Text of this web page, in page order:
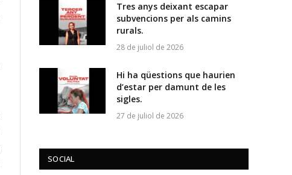
Tres anys deixant escapar
subvencions per als camins
rurals.
28 de juliol de 2026
Hi ha qüestions que haurien
d’estar per damunt de les
sigles.
27 de juliol de 2026
SOCIAL